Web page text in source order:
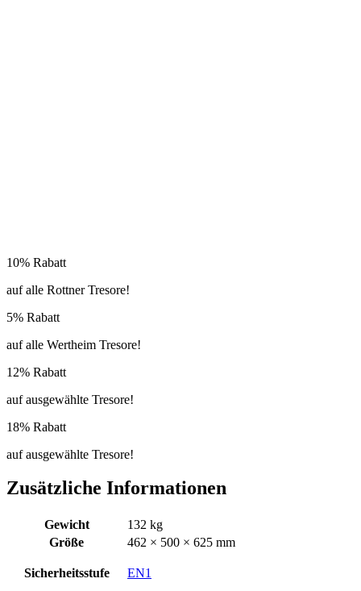
10% Rabatt
auf alle Rottner Tresore!
5% Rabatt
auf alle Wertheim Tresore!
12% Rabatt
auf ausgewählte Tresore!
18% Rabatt
auf ausgewählte Tresore!
Zusätzliche Informationen
Gewicht
132 kg
Größe
462 × 500 × 625 mm
Sicherheitsstufe EN1